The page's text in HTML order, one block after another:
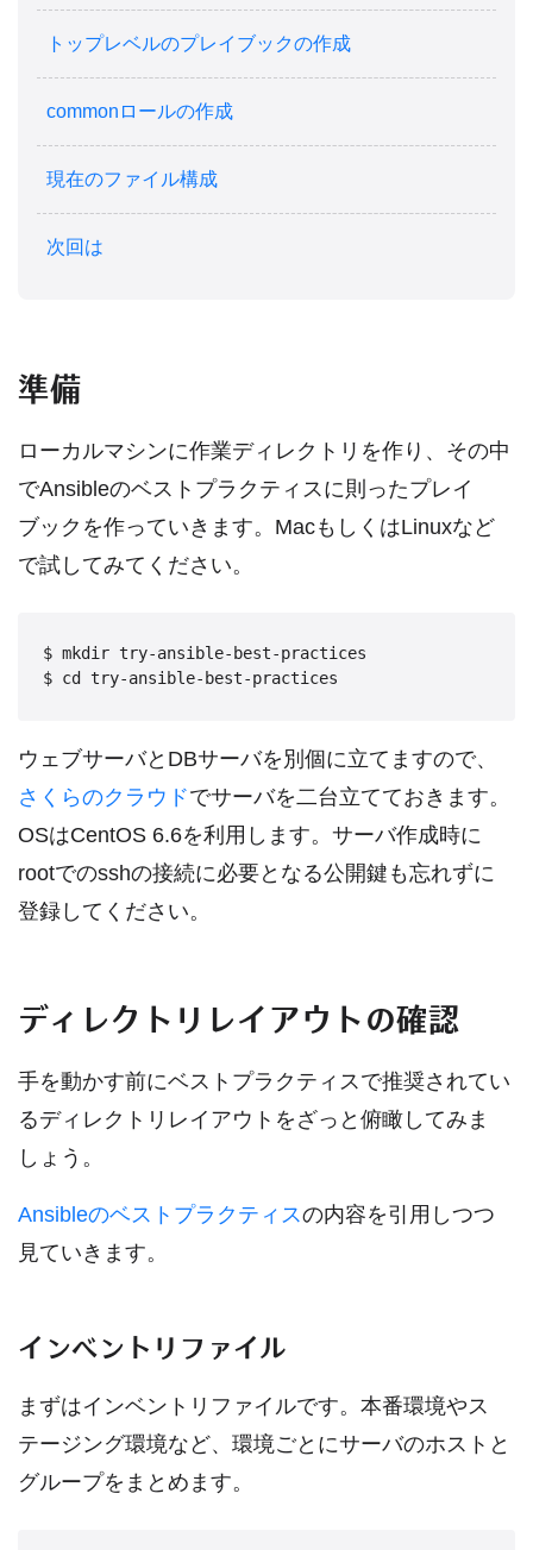
トップレベルのプレイブックの作成
commonロールの作成
現在のファイル構成
次回は
準備
ローカルマシンに作業ディレクトリを作り、その中
でAnsibleのベストプラクティスに則ったプレイ
ブックを作っていきます。MacもしくはLinuxなど
で試してみてください。
$ mkdir try-ansible-best-practices
ウェブサーバとDBサーバを別個に立てますので、
さくらのクラウドでサーバを二台立てておきます。
OSはCentOS 6.6を利用します。サーバ作成時に
rootでのsshの接続に必要となる公開鍵も忘れずに
登録してください。
ディレクトリレイアウトの確認
手を動かす前にベストプラクティスで推奨されてい
るディレクトリレイアウトをざっと俯瞰してみま
しょう。
Ansibleのベストプラクティスの内容を引用しつつ
見ていきます。
インベントリファイル
まずはインベントリファイルです。本番環境やス
テージング環境など、環境ごとにサーバのホストと
グループをまとめます。